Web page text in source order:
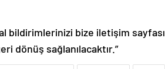
bildirimlerinizi bize iletişim sayfası
dönüş sağlanılacaktır.”